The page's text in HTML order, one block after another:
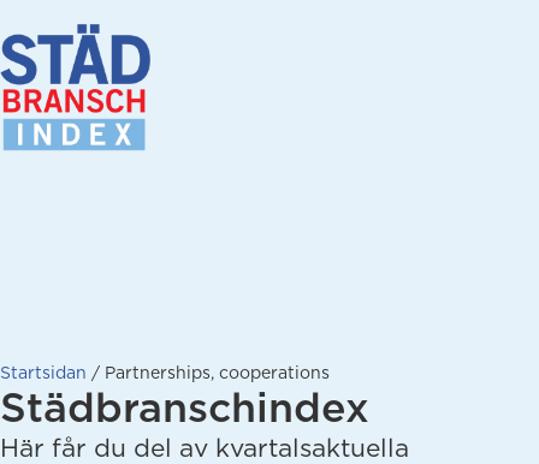
Startsidan / Partnerships, cooperations
Städbranschindex
Här får du del av kvartalsaktuella